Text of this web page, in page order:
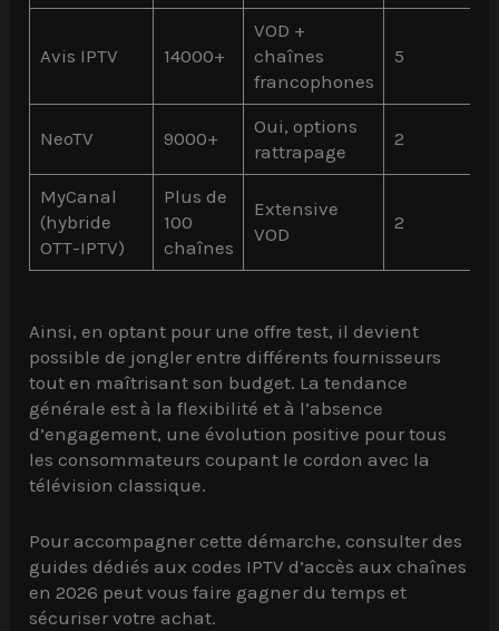
Avis IPTV 14000+
VOD +
chaînes
francophones
5
NeoTV 9000+
Oui, options
rattrapage
2
MyCanal
(hybride
OTT-IPTV)
Plus de
100
chaînes
Extensive
VOD
2
Ainsi, en optant pour une offre test, il devient
possible de jongler entre différents fournisseurs
tout en maîtrisant son budget. La tendance
générale est à la flexibilité et à l’absence
d’engagement, une évolution positive pour tous
les consommateurs coupant le cordon avec la
télévision classique.
Pour accompagner cette démarche, consulter des
guides dédiés aux codes IPTV d’accès aux chaînes
en 2026 peut vous faire gagner du temps et
sécuriser votre achat.